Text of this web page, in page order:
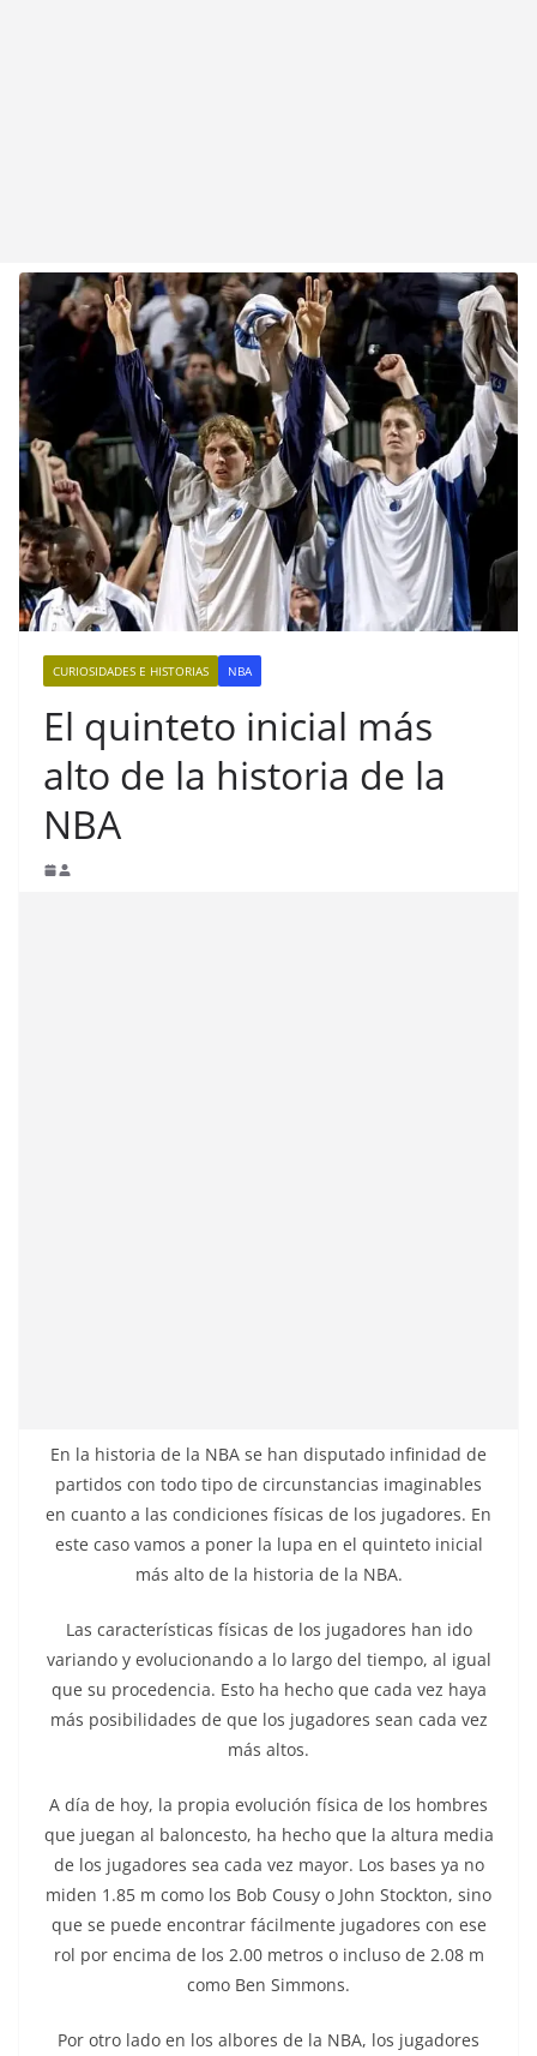
CURIOSIDADES E HISTORIAS NBA
El quinteto inicial más
alto de la historia de la
NBA
En la historia de la NBA se han disputado infinidad de
partidos con todo tipo de circunstancias imaginables
en cuanto a las condiciones físicas de los jugadores. En
este caso vamos a poner la lupa en el quinteto inicial
más alto de la historia de la NBA.
Las características físicas de los jugadores han ido
variando y evolucionando a lo largo del tiempo, al igual
que su procedencia. Esto ha hecho que cada vez haya
más posibilidades de que los jugadores sean cada vez
más altos.
A día de hoy, la propia evolución física de los hombres
que juegan al baloncesto, ha hecho que la altura media
de los jugadores sea cada vez mayor. Los bases ya no
miden 1.85 m como los Bob Cousy o John Stockton, sino
que se puede encontrar fácilmente jugadores con ese
rol por encima de los 2.00 metros o incluso de 2.08 m
como Ben Simmons.
Por otro lado en los albores de la NBA, los jugadores